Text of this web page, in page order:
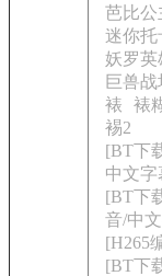
芭比公
迷你托
妖罗英
巨兽战
裱
裱
裼2
[BT下
中文
[BT下
音/中
[H265
[BT下